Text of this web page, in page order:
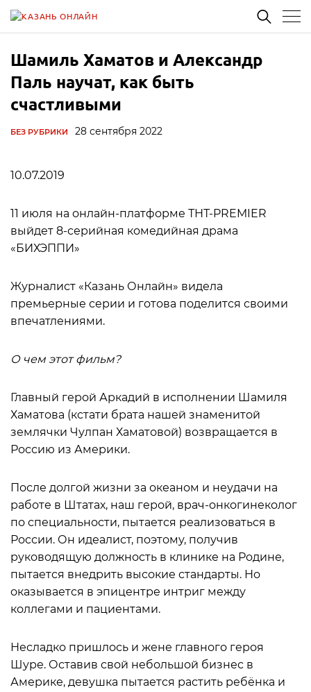
Шамиль Хаматов и Александр
Паль научат, как быть
счастливыми
БЕЗ РУБРИКИ 28 сентября 2022
10.07.2019
11 июля на онлайн-платформе ТНТ-PREMIER
выйдет 8-серийная комедийная драма
«БИХЭППИ»
Журналист «Казань Онлайн» видела
премьерные серии и готова поделится своими
впечатлениями.
О чем этот фильм?
Главный герой Аркадий в исполнении Шамиля
Хаматова (кстати брата нашей знаменитой
землячки Чулпан Хаматовой) возвращается в
Россию из Америки.
После долгой жизни за океаном и неудачи на
работе в Штатах, наш герой, врач-онкогинеколог
по специальности, пытается реализоваться в
России. Он идеалист, поэтому, получив
руководящую должность в клинике на Родине,
пытается внедрить высокие стандарты. Но
оказывается в эпицентре интриг между
коллегами и пациентами.
Несладко пришлось и жене главного героя
Шуре. Оставив свой небольшой бизнес в
Америке, девушка пытается растить ребёнка и